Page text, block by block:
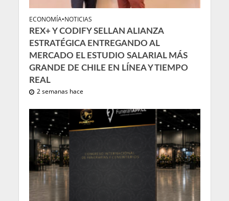
ECONOMÍA•NOTICIAS
REX+ Y CODIFY SELLAN ALIANZA
ESTRATÉGICA ENTREGANDO AL
MERCADO EL ESTUDIO SALARIAL MÁS
GRANDE DE CHILE EN LÍNEA Y TIEMPO
REAL
2 semanas hace